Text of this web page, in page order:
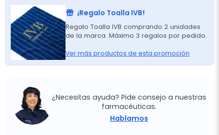
¡Regalo Toalla IVB!
Regalo Toalla IVB comprando 2 unidades
de la marca. Máximo 3 regalos por pedido.
Ver más productos de esta promoción
¿Necesitas ayuda? Pide consejo a nuestras
farmacéuticas.
Hablamos